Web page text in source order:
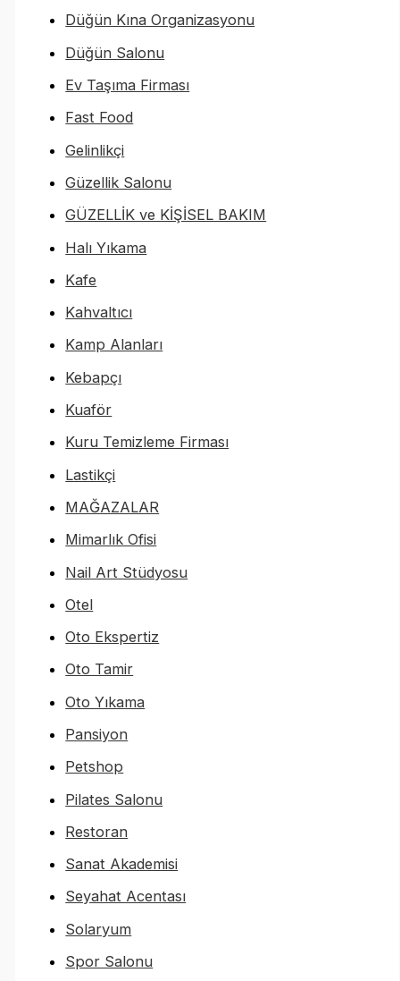
Düğün Kına Organizasyonu
Düğün Salonu
Ev Taşıma Firması
Fast Food
Gelinlikçi
Güzellik Salonu
GÜZELLİK ve KİŞİSEL BAKIM
Halı Yıkama
Kafe
Kahvaltıcı
Kamp Alanları
Kebapçı
Kuaför
Kuru Temizleme Firması
Lastikçi
MAĞAZALAR
Mimarlık Ofisi
Nail Art Stüdyosu
Otel
Oto Ekspertiz
Oto Tamir
Oto Yıkama
Pansiyon
Petshop
Pilates Salonu
Restoran
Sanat Akademisi
Seyahat Acentası
Solaryum
Spor Salonu